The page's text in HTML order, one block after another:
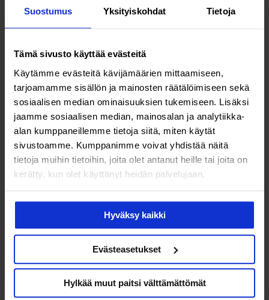
Suostumus Yksityiskohdat Tietoja
Tämä sivusto käyttää evästeitä
Käytämme evästeitä kävijämäärien mittaamiseen,
tarjoamamme sisällön ja mainosten räätälöimiseen sekä
sosiaalisen median ominaisuuksien tukemiseen. Lisäksi
jaamme sosiaalisen median, mainosalan ja analytiikka-
alan kumppaneillemme tietoja siitä, miten käytät
sivustoamme. Kumppanimme voivat yhdistää näitä
tietoja muihin tietoihin, joita olet antanut heille tai joita on
kerätty, kun olet käyttänyt heidän palvelujaan.
Hyväksy kaikki
Evästeasetukset
Hylkää muut paitsi välttämättömät
Päivän aikana pitää muistaa juoda riittävästi. Näin
virtaus virtsateissä pysyy aktiivisena. Juominen myös
laimentaa virtsaa, jolloin pöpöt eivät ehdi kasvaa niin
niistä on jonkin verran myös tieteellistä näyttöä.
Valmisteita voi halutessaan käyttää. Haittaa ei ole.
Pitääkö infektion takia mennä aina lääkäriin?
Jos virtsatietulehdus on vaivannut aiemmin, riittää soitto
terveyskeskukseen tai omalle lääkärille, joka määrää
antibioottireseptin. Jos tyypilliset oireet täyttyvät, vaiva
Vastaanotolle pitää hakeutua, jos taudinkuvaan liittyy
kuumetta tai yleistilan heikkenemistä. Silloin pitää sulkea
pois munuaistason tulehdus. Lieviä oireita voi seurata
kotona ja hoitaa juomalla riittävästi vettä.
Milloin virtsatieinfektioista kertovia kotitestejä voi